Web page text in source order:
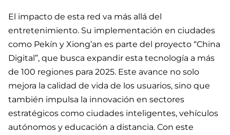
El impacto de esta red va más allá del
entretenimiento. Su implementación en ciudades
como Pekín y Xiong’an es parte del proyecto “China
Digital”, que busca expandir esta tecnología a más
de 100 regiones para 2025. Este avance no solo
mejora la calidad de vida de los usuarios, sino que
también impulsa la innovación en sectores
estratégicos como ciudades inteligentes, vehículos
autónomos y educación a distancia. Con este